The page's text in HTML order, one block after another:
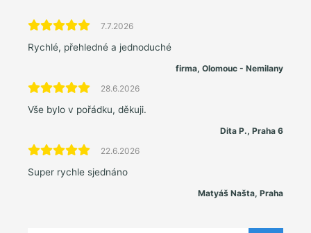
7.7.2026
Rychlé, přehledné a jednoduché
firma, Olomouc - Nemilany
28.6.2026
Vše bylo v pořádku, děkuji.
Dita P., Praha 6
22.6.2026
Super rychle sjednáno
Matyáš Našta, Praha